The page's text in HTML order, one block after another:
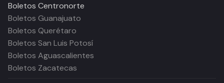
Boletos Centronorte
Boletos Guanajuato
Boletos Querétaro
Boletos San Luis Potosí
Boletos Aguascalientes
Boletos Zacatecas